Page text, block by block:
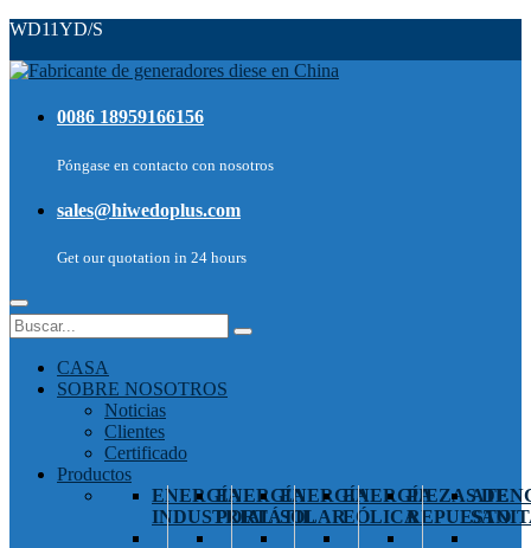
WD11YD/S
0086 18959166156
Póngase en contacto con nosotros
sales@hiwedoplus.com
Get our quotation in 24 hours
CASA
SOBRE NOSOTROS
Noticias
Clientes
Certificado
Productos
ENERGÍA
INDUSTRIAL
ENERGÍA
PORTÁTIL
ENERGÍA
SOLAR
ENERGÍA
EÓLICA
PIEZAS DE
REPUESTO